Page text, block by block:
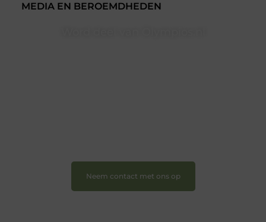
MEDIA EN BEROEMDHEDEN
Neem contact met ons op